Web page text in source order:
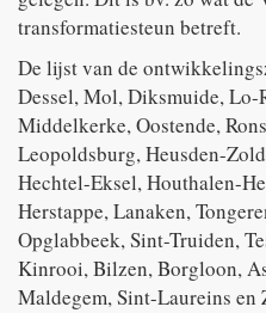
transformatiesteun betreft.
De lijst van de
Dessel, Mol, Diksmuide,
Middelkerke, Oostende,
Leopoldsburg, Heusden-
Hechtel-Eksel, Houthalen-
Herstappe, Lanaken,
Opglabbeek, Sint-Truiden,
Kinrooi, Bilzen, Borgloon,
Maldegem, Sint-Laureins en